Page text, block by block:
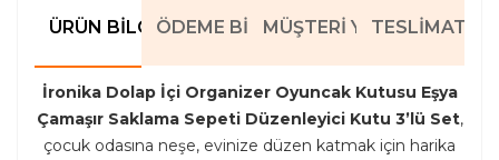
ÜRÜN BILGILERIÖDEME BILGILERIMÜŞTERI YORUMLARI
TESLIMAT
İronika Dolap İçi Organizer Oyuncak Kutusu Eşya
Çamaşır Saklama Sepeti Düzenleyici Kutu 3’lü Set,
çocuk odasına neşe, evinize düzen katmak için harika